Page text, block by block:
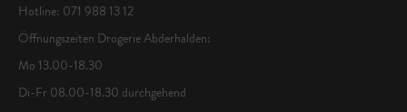
Hotline: 071 988 13 12
Öffnungszeiten Drogerie Abderhalden:
Mo 13.00-18.30
Di-Fr 08.00-18.30 durchgehend